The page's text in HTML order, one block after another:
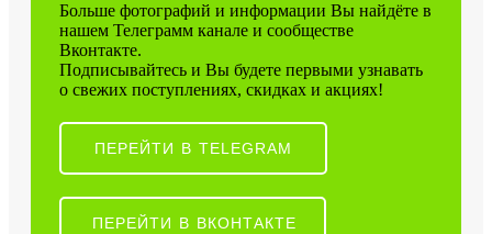
Больше фотографий и информации Вы найдёте в
нашем Телеграмм канале и сообществе
Вконтакте.
Подписывайтесь и Вы будете первыми узнавать
о свежих поступлениях, скидках и акциях!
ПЕРЕЙТИ В TELEGRAM
ПЕРЕЙТИ В ВКОНТАКТЕ